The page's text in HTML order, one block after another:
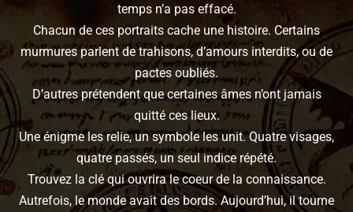
temps n’a pas effacé.
Chacun de ces portraits cache une histoire. Certains
murmures parlent de trahisons, d’amours interdits, ou de
pactes oubliés.
D’autres prétendent que certaines âmes n’ont jamais
quitté ces lieux.
Une énigme les relie, un symbole les unit. Quatre visages,
quatre passés, un seul indice répété.
Trouvez la clé qui ouvrira le coeur de la connaissance.
Autrefois, le monde avait des bords. Aujourd’hui, il tourne